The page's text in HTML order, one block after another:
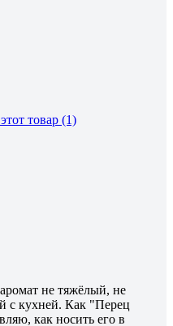
товар (1)
не тяжёлый, не
с кухней. Как "Перец
как носить его в